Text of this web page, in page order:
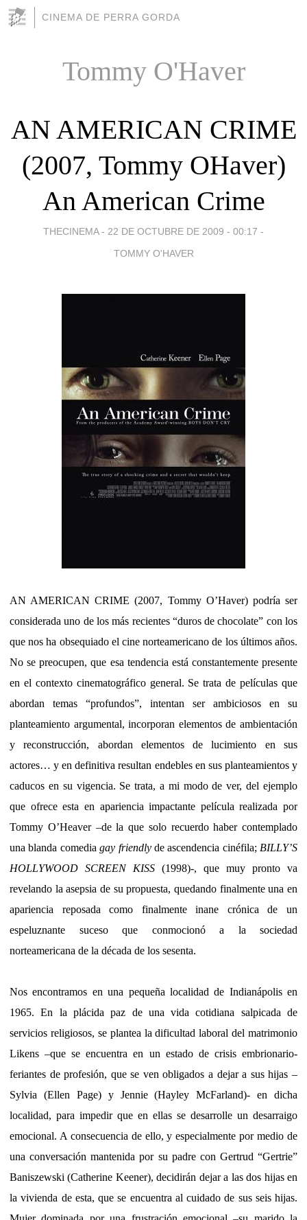
CINEMA DE PERRA GORDA
Tommy O'Haver
AN AMERICAN CRIME
(2007, Tommy OHaver)
An American Crime
THECINEMA - 22 DE OCTUBRE DE 2009 - 00:17 -
TOMMY O'HAVER
AN AMERICAN CRIME (2007, Tommy O’Haver) podría ser
considerada uno de los más recientes “duros de chocolate” con los
que nos ha obsequiado el cine norteamericano de los últimos años.
No se preocupen, que esa tendencia está constantemente presente
en el contexto cinematográfico general. Se trata de películas que
abordan temas “profundos”, intentan ser ambiciosos en su
planteamiento argumental, incorporan elementos de ambientación
y reconstrucción, abordan elementos de lucimiento en sus
actores… y en definitiva resultan endebles en sus planteamientos y
caducos en su vigencia. Se trata, a mi modo de ver, del ejemplo
que ofrece esta en apariencia impactante película realizada por
Tommy O’Heaver –de la que solo recuerdo haber contemplado
una blanda comediagay friendlyde ascendencia cinéfila; BILLY’S
HOLLYWOOD SCREEN KISS (1998)-, que muy pronto va
revelando la asepsia de su propuesta, quedando finalmente una en
apariencia reposada como finalmente inane crónica de un
espeluznante suceso que conmocionó a la sociedad
norteamericana de la década de los sesenta.
Nos encontramos en una pequeña localidad de Indianápolis en
1965. En la plácida paz de una vida cotidiana salpicada de
servicios religiosos, se plantea la dificultad laboral del matrimonio
Likens –que se encuentra en un estado de crisis embrionario-
feriantes de profesión, que se ven obligados a dejar a sus hijas –
Sylvia (Ellen Page) y Jennie (Hayley McFarland)- en dicha
localidad, para impedir que en ellas se desarrolle un desarraigo
emocional. A consecuencia de ello, y especialmente por medio de
una conversación mantenida por su padre con Gertrud “Gertrie”
Baniszewski (Catherine Keener), decidirán dejar a las dos hijas en
la vivienda de esta, que se encuentra al cuidado de sus seis hijas.